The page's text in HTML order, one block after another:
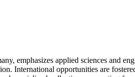
emphasizes applied sciences and
International opportunities are